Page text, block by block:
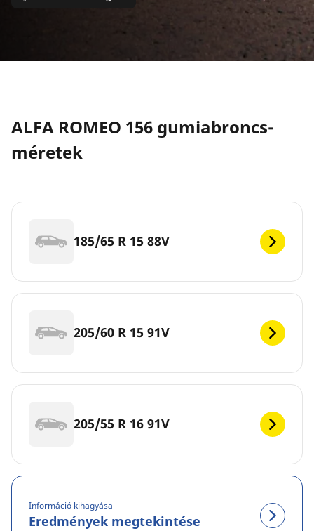
ALFA ROMEO 156 gumiabroncs-
méretek
185/65 R 15 88V
205/60 R 15 91V
205/55 R 16 91V
Információ kihagyása
Eredmények megtekintése